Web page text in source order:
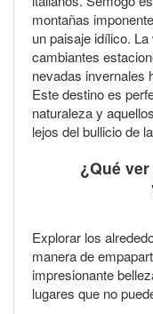
montañas
un paisaje idílico.
cambiantes
nevadas invernales
Este destino es
naturaleza y
lejos del bullicio de
¿Qué
Explorar los
manera de
impresionante
lugares que no